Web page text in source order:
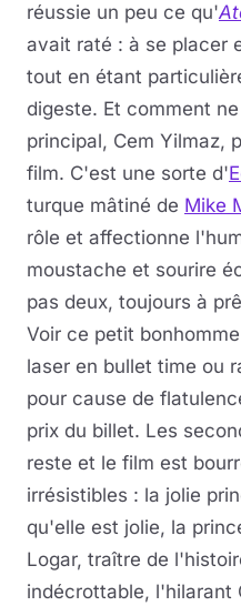
réussie un peu ce qu'
avait raté : à se placer
tout en étant
digeste. Et comment
principal, Cem Yilmaz,
film. C'est une sorte d'
turque mâtiné de Mike
rôle et affectionne
moustache et sourire
pas deux, toujours à
Voir ce petit
laser en bullet time ou
pour cause de
prix du billet. Les
reste et le film est
irrésistibles : la jolie
qu'elle est jolie, la
Logar, traître de
indécrottable, l'hilarant